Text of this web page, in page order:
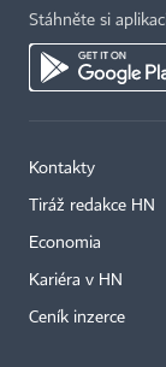
Stáhněte si
Kontakty
Tiráž redakce HN
Economia
Kariéra v HN
Ceník inzerce